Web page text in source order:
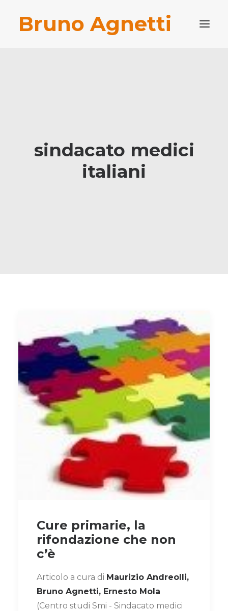
Bruno Agnetti
sindacato medici
italiani
Cure primarie, la
rifondazione che non
c’è
Articolo a cura di Maurizio Andreolli,
Bruno Agnetti, Ernesto Mola
(Centro studi Smi - Sindacato medici